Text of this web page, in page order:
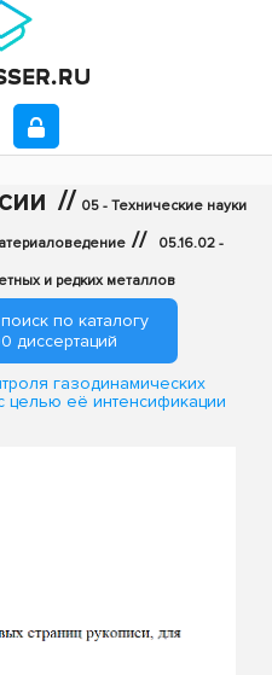
// 05 - Технические науки
// 05.16.02 -
и редких металлов
по каталогу
диссертаций
газодинамических
целью её интенсификации